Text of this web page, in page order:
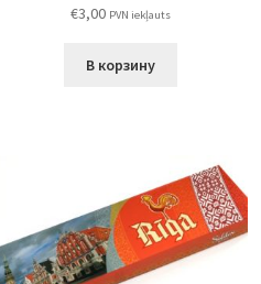
€3,00 PVN iekļauts
В корзину